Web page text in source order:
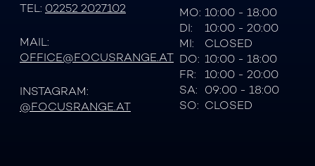
TEL: 02252 2027102
MAIL:
OFFICE@FOCUSRANGE.AT
INSTAGRAM:
@FOCUSRANGE.AT
MO: 10:00 - 18:00
DI:
10:00 - 20:00
MI:
CLOSED
DO: 10:00 - 18:00
FR:
10:00 - 20:00
SA: 09:00 - 18:00
SO: CLOSED